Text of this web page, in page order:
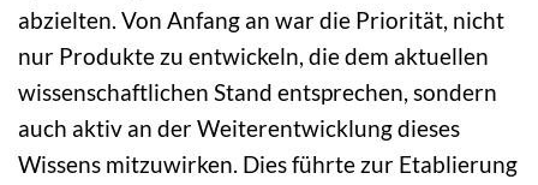
abzielten. Von Anfang an war die Priorität, nicht
nur Produkte zu entwickeln, die dem aktuellen
wissenschaftlichen Stand entsprechen, sondern
auch aktiv an der Weiterentwicklung dieses
Wissens mitzuwirken. Dies führte zur Etablierung